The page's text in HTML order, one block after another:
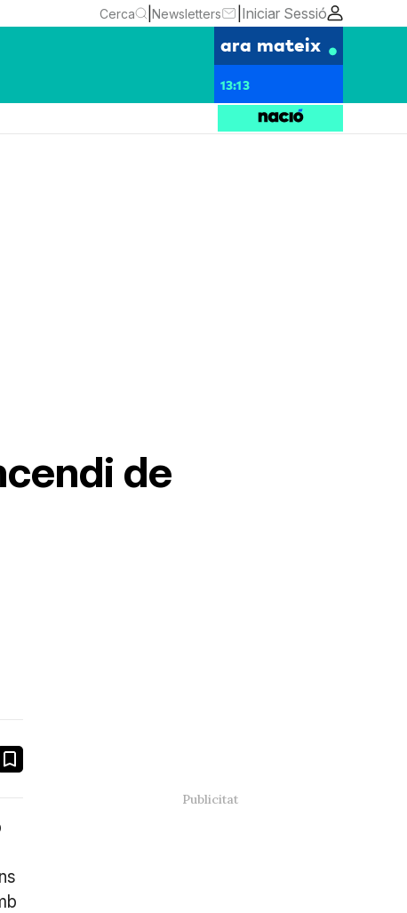
Cerca Newsletters Iniciar Sessió
ara mateix
13:13
de